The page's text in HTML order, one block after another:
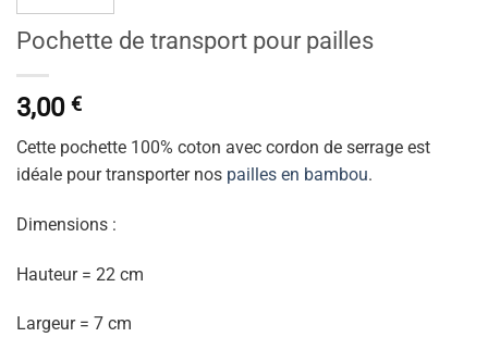
Pochette de transport pour pailles
3,00 €
Cette pochette 100% coton avec cordon de serrage est
idéale pour transporter nos pailles en bambou.
Dimensions :
Hauteur = 22 cm
Largeur = 7 cm